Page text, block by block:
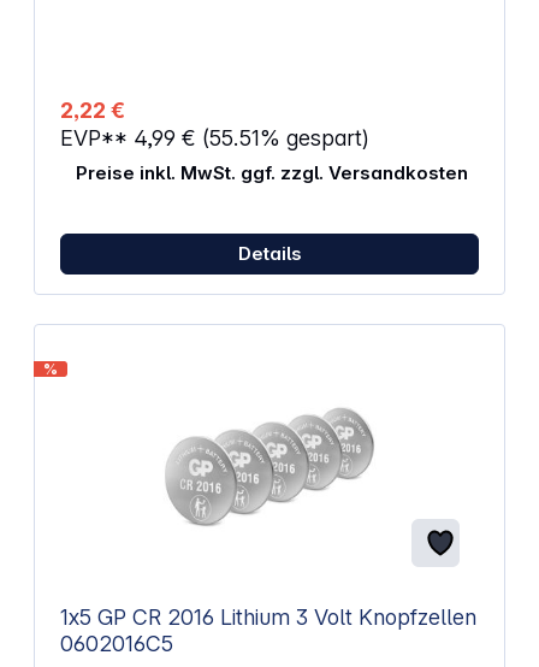
2,22 €
EVP** 4,99 € (55.51% gespart)
Preise inkl. MwSt. ggf. zzgl. Versandkosten
Details
%
1x5 GP CR 2016 Lithium 3 Volt Knopfzellen
0602016C5